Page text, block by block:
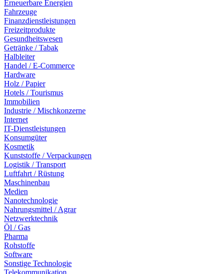
Erneuerbare Energien
Fahrzeuge
Finanzdienstleistungen
Freizeitprodukte
Gesundheitswesen
Getränke / Tabak
Halbleiter
Handel / E-Commerce
Hardware
Holz / Papier
Hotels / Tourismus
Immobilien
Industrie / Mischkonzerne
Internet
IT-Dienstleistungen
Konsumgüter
Kosmetik
Kunststoffe / Verpackungen
Logistik / Transport
Luftfahrt / Rüstung
Maschinenbau
Medien
Nanotechnologie
Nahrungsmittel / Agrar
Netzwerktechnik
Öl / Gas
Pharma
Rohstoffe
Software
Sonstige Technologie
Telekommunikation